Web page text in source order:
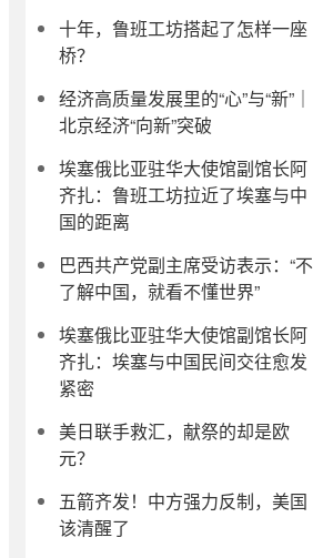
十年，鲁班工坊搭起了怎样一座
桥？
经济高质量发展里的“心”与“新”｜
北京经济“向新”突破
埃塞俄比亚驻华大使馆副馆长阿
齐扎：鲁班工坊拉近了埃塞与中
国的距离
巴西共产党副主席受访表示：“不
了解中国，就看不懂世界”
埃塞俄比亚驻华大使馆副馆长阿
齐扎：埃塞与中国民间交往愈发
紧密
美日联手救汇，献祭的却是欧
元？
五箭齐发！中方强力反制，美国
该清醒了